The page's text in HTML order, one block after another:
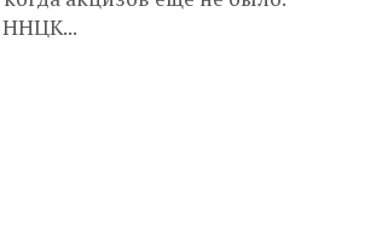
ННЦК...